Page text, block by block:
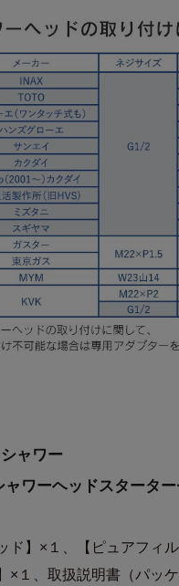
ャワー
ャワーヘッドスターター
ド】×１、【ピュアフィ
×１、取扱説明書（パッ